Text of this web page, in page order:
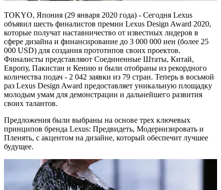
TOKYO, Япония (29 января 2020 года) - Сегодня Lexus
объявил шесть финалистов премии Lexus Design Award 2020,
которые получат наставничество от известных лидеров в
сфере дизайна и финансирование до 3 000 000 иен (более 25
000 USD) для создания прототипов своих проектов.
Финалисты представляют Соединенные Штаты, Китай,
Европу, Пакистан и Кению и были отобраны из рекордного
количества подач - 2 042 заявки из 79 стран. Теперь в восьмой
раз Lexus Design Award предоставляет уникальную площадку
молодым умам для демонстрации и дальнейшего развития
своих талантов.
Предложения были выбраны на основе трех ключевых
принципов бренда Lexus: Предвидеть, Модернизировать и
Пленять, с акцентом на дизайне, который обеспечит лучшее
будущее.